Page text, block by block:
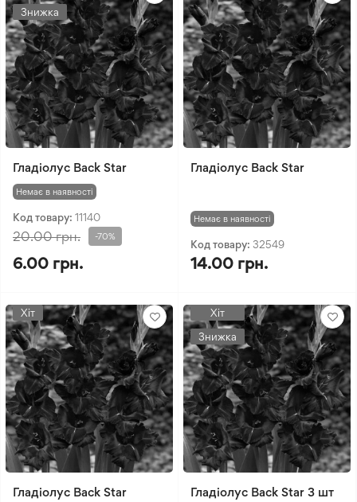
Знижка
Гладіолус Back Star
Немає в наявності
Код товару: 11140
20.00 грн. -70%
6.00 грн.
Гладіолус Back Star
Немає в наявності
Код товару: 32549
14.00 грн.
Хіт
Гладіолус Back Star
Хіт
Знижка
Гладіолус Back Star 3 шт